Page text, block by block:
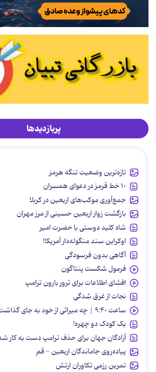
پربازدیدها
تازه‌ترین وضعیت تنگه هرمز
۱۰ خط قرمز در دعوای همسران
جمع‌آوری موکب‌های اربعین در کربلا
بازگشت زوار اربعین حسینی از مرز مهران
شاه کلید دوستی با حضرت امیر
اوکراین سند منگوله‌دار آمریکا!
آگاهی بدون فرسودگی
فرمول شکست پنتاگون
افشای اطلاعات برای ترور بارون ترامپ
نجات از غرق شدگی
ساعت ۹:۴۰ | چه میراثی از خود به جای گذاشت؟
یک کودک دو چهره!
آزادگان جهان برای حذف ترامپ دست به کار
پیاده‌روی جاماندگان اربعین - قم
تمرین رزمی تکاوران ارتش